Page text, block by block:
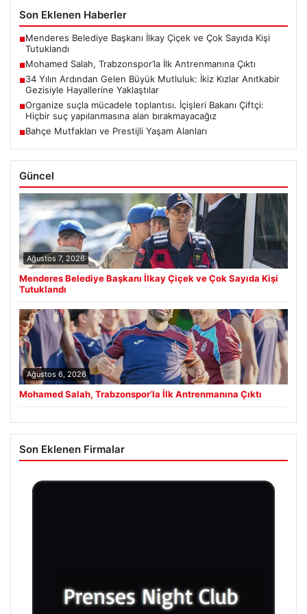
Son Eklenen Haberler
■Menderes Belediye Başkanı İlkay Çiçek ve Çok Sayıda Kişi
Tutuklandı
■Mohamed Salah, Trabzonspor’la İlk Antrenmanına Çıktı
■34 Yılın Ardından Gelen Büyük Mutluluk: İkiz Kızlar Anıtkabir
Gezisiyle Hayallerine Yaklaştılar
■Organize suçla mücadele toplantısı. İçişleri Bakanı Çiftçi:
Hiçbir suç yapılanmasına alan bırakmayacağız
■Bahçe Mutfakları ve Prestijli Yaşam Alanları
Güncel
Ağustos 7, 2026
Menderes Belediye Başkanı İlkay Çiçek ve Çok Sayıda Kişi
Tutuklandı
Ağustos 6, 2026
Mohamed Salah, Trabzonspor’la İlk Antrenmanına Çıktı
Son Eklenen Firmalar